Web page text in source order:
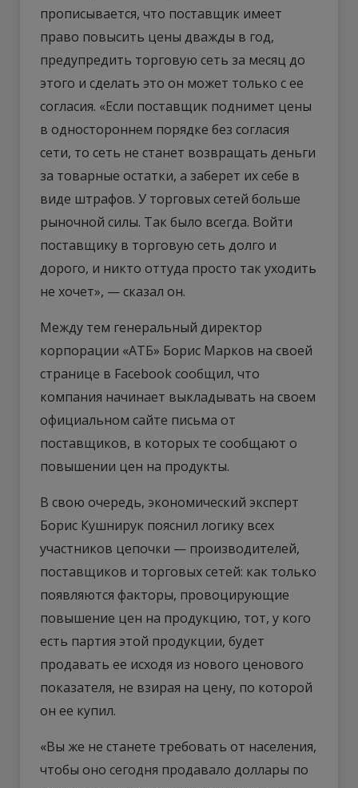
прописывается, что поставщик имеет
право повысить цены дважды в год,
предупредить торговую сеть за месяц до
этого и сделать это он может только с ее
согласия. «Если поставщик поднимет цены
в одностороннем порядке без согласия
сети, то сеть не станет возвращать деньги
за товарные остатки, а заберет их себе в
виде штрафов. У торговых сетей больше
рыночной силы. Так было всегда. Войти
поставщику в торговую сеть долго и
дорого, и никто оттуда просто так уходить
не хочет», — сказал он.
Между тем генеральный директор
корпорации «АТБ» Борис Марков на своей
странице в Facebook сообщил, что
компания начинает выкладывать на своем
официальном сайте письма от
поставщиков, в которых те сообщают о
повышении цен на продукты.
В свою очередь, экономический эксперт
Борис Кушнирук пояснил логику всех
участников цепочки — производителей,
поставщиков и торговых сетей: как только
появляются факторы, провоцирующие
повышение цен на продукцию, тот, у кого
есть партия этой продукции, будет
продавать ее исходя из нового ценового
показателя, не взирая на цену, по которой
он ее купил.
«Вы же не станете требовать от населения,
чтобы оно сегодня продавало доллары по